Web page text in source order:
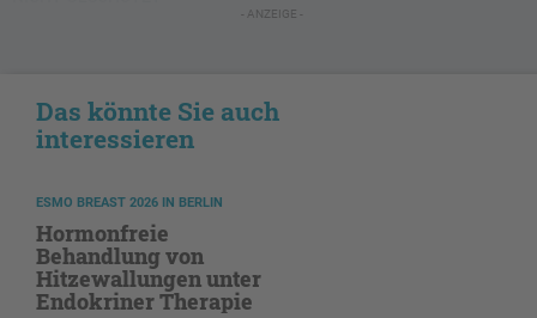
- ANZEIGE -
Das könnte Sie auch
interessieren
ESMO BREAST 2026 IN BERLIN
Hormonfreie
Behandlung von
Hitzewallungen unter
Endokriner Therapie